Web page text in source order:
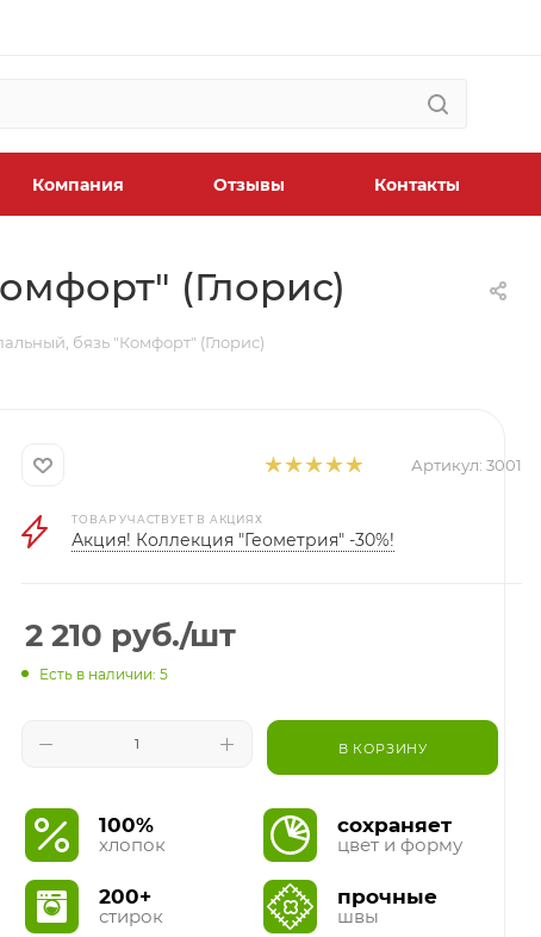
Компания Отзывы Контакты
(Глорис)
бязь "Комфорт" (Глорис)
Артикул: 3001
ТОВАР УЧАСТВУЕТ В АКЦИЯХ
Акция! Коллекция "Геометрия" -30%!
2 210 руб./шт
Есть в наличии: 5
В КОРЗИНУ
100%
хлопок
200+
стирок
сохраняет
цвет и форму
прочные
швы